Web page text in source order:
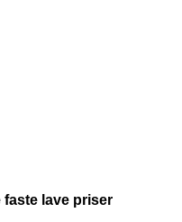
faste lave priser